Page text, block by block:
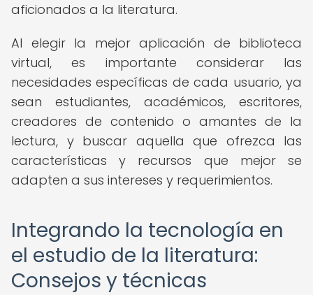
aficionados a la literatura.
Al elegir la mejor aplicación de biblioteca
virtual, es importante considerar las
necesidades específicas de cada usuario, ya
sean estudiantes, académicos, escritores,
creadores de contenido o amantes de la
lectura, y buscar aquella que ofrezca las
características y recursos que mejor se
adapten a sus intereses y requerimientos.
Integrando la tecnología en
el estudio de la literatura:
Consejos y técnicas